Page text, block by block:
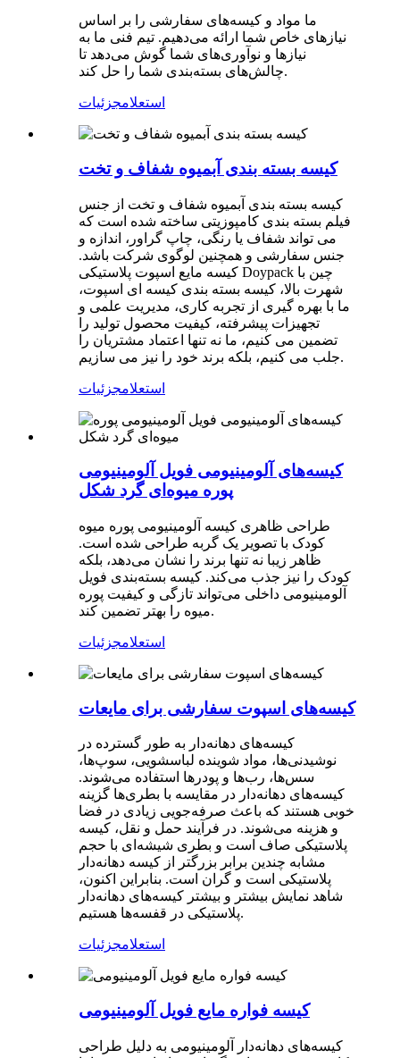
ما مواد و کیسه‌های سفارشی را بر اساس
نیازهای خاص شما ارائه می‌دهیم. تیم فنی ما به
نیازها و نوآوری‌های شما گوش می‌دهد تا
چالش‌های بسته‌بندی شما را حل کند.
استعلامجزئیات
کیسه بسته بندی آبمیوه شفاف و تخت
کیسه بسته بندی آبمیوه شفاف و تخت از جنس
فیلم بسته بندی کامپوزیتی ساخته شده است که
می تواند شفاف یا رنگی، چاپ گراور، اندازه و
جنس سفارشی و همچنین لوگوی شرکت باشد.
کیسه مایع اسپوت پلاستیکی Doypack چین با
شهرت بالا، کیسه بسته بندی کیسه ای اسپوت،
ما با بهره گیری از تجربه کاری، مدیریت علمی و
تجهیزات پیشرفته، کیفیت محصول تولید را
تضمین می کنیم، ما نه تنها اعتماد مشتریان را
جلب می کنیم، بلکه برند خود را نیز می سازیم.
استعلامجزئیات
کیسه‌های آلومینیومی فویل آلومینیومی
پوره میوه‌ای گرد شکل
طراحی ظاهری کیسه آلومینیومی پوره میوه
کودک با تصویر یک گربه طراحی شده است.
ظاهر زیبا نه تنها برند را نشان می‌دهد، بلکه
کودک را نیز جذب می‌کند. کیسه بسته‌بندی فویل
آلومینیومی داخلی می‌تواند تازگی و کیفیت پوره
میوه را بهتر تضمین کند.
استعلامجزئیات
کیسه‌های اسپوت سفارشی برای مایعات
کیسه‌های دهانه‌دار به طور گسترده در
نوشیدنی‌ها، مواد شوینده لباسشویی، سوپ‌ها،
سس‌ها، رب‌ها و پودرها استفاده می‌شوند.
کیسه‌های دهانه‌دار در مقایسه با بطری‌ها گزینه
خوبی هستند که باعث صرفه‌جویی زیادی در فضا
و هزینه می‌شوند. در فرآیند حمل و نقل، کیسه
پلاستیکی صاف است و بطری شیشه‌ای با حجم
مشابه چندین برابر بزرگتر از کیسه دهانه‌دار
پلاستیکی است و گران است. بنابراین اکنون،
شاهد نمایش بیشتر و بیشتر کیسه‌های دهانه‌دار
پلاستیکی در قفسه‌ها هستیم.
استعلامجزئیات
کیسه فواره مایع فویل آلومینیومی
کیسه‌های دهانه‌دار آلومینیومی به دلیل طراحی